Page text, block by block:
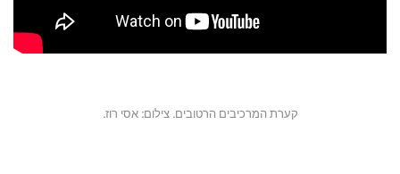
קערת המרכיבים הרטובים. צילום: אסי רוז.